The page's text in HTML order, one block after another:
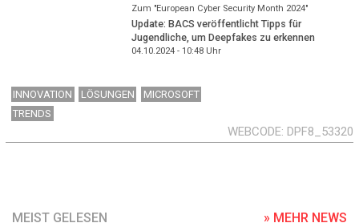
Zum "European Cyber Security Month 2024"
Update: BACS veröffentlicht Tipps für
Jugendliche, um Deepfakes zu erkennen
04.10.2024 - 10:48Uhr
INNOVATION LÖSUNGEN
MICROSOFT
TRENDS
WEBCODE DPF8_53320
MEIST GELESEN » MEHR NEWS